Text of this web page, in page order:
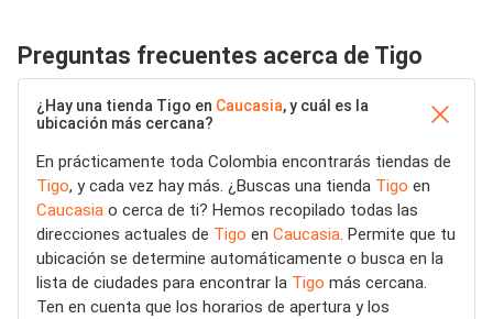
Preguntas frecuentes acerca de Tigo
¿Hay una tienda Tigo en Caucasia, y cuál es la
ubicación más cercana?
En prácticamente toda Colombia encontrarás tiendas de
Tigo, y cada vez hay más. ¿Buscas una tienda Tigo en
Caucasia o cerca de ti? Hemos recopilado todas las
direcciones actuales de Tigo en Caucasia. Permite que tu
ubicación se determine automáticamente o busca en la
lista de ciudades para encontrar la Tigo más cercana.
Ten en cuenta que los horarios de apertura y los